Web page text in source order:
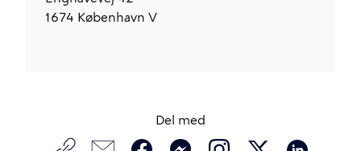
1674 København V
Del med